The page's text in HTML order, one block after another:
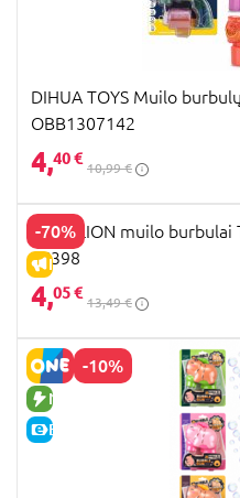
DIHUA TOYS Muilo
OBB1307142
4,40 €
10,99 €
-70%
IŠPARDAVIMAS
GAZILLION muilo
36398
4,05 €
13,49 €
-10%
NAUJA PREKĖ
E-KAINA